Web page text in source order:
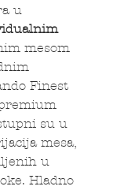
u
mesom
Finest
su u
mesa,
u
Hladno